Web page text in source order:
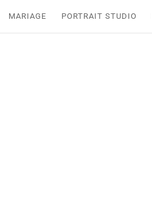
MARIAGE PORTRAIT STUDIO